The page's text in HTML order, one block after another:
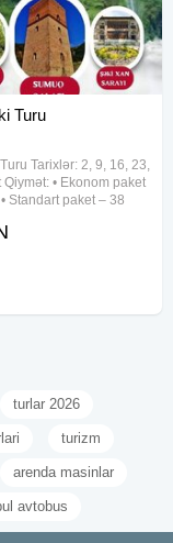
Turu
Tarixlər: 2, 9, 16, 23,
Qiymət: • Ekonom paket
Standart paket – 38
nəqliyyat •
turlar 2026
turizm
arenda masinlar
avtobus